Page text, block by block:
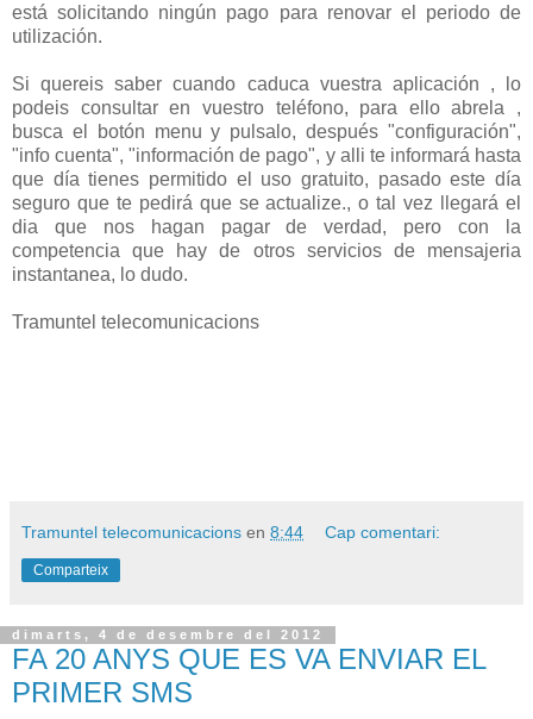
está solicitando ningún pago para renovar el periodo de
utilización.
Si quereis saber cuando caduca vuestra aplicación , lo
podeis consultar en vuestro teléfono, para ello abrela ,
busca el botón menu y pulsalo, después "configuración",
"info cuenta", "información de pago", y alli te informará hasta
que día tienes permitido el uso gratuito, pasado este día
seguro que te pedirá que se actualize., o tal vez llegará el
dia que nos hagan pagar de verdad, pero con la
competencia que hay de otros servicios de mensajeria
instantanea, lo dudo.
Tramuntel telecomunicacions
Tramuntel telecomunicacions en 8:44 Cap comentari:
Comparteix
dimarts, 4 de desembre del 2012
FA 20 ANYS QUE ES VA ENVIAR EL
PRIMER SMS